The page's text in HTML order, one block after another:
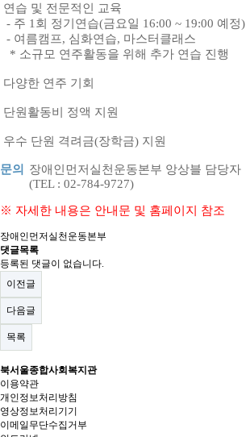
연습 및 전문적인 교육
- 주 1 회 정기연습(금요일 16:00 ~ 19:00 예정)
- 여름캠프, 심화연습, 마스터클래스
* 소규모 연주활동을 위해 추가 연습 진행
다양한 연주 기회
단원활동비 정액 지원
우수 단원 격려금(장학금) 지원
문의 장애인먼저실천운동본부 앙상블 담당자
(TEL : 02-784-9727)
※ 자세한 내용은 안내문 및 홈페이지 참조
장애인먼저실천운동본부
댓글목록
등록된 댓글이 없습니다.
이전글
다음글
목록
북서울종합사회복지관
이용약관
개인정보처리방침
영상정보처리기기
이메일무단수집거부